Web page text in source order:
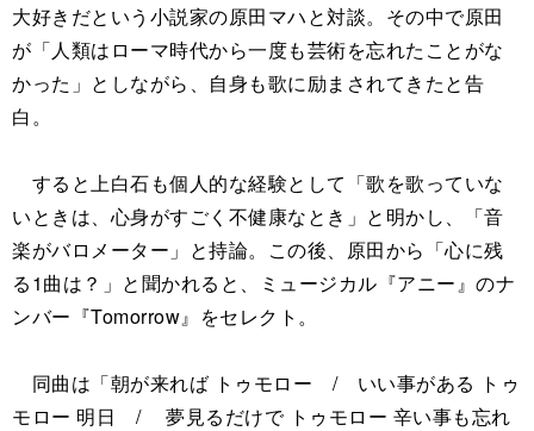
大好きだという小説家の原田マハと対談。その中で原田
が「人類はローマ時代から一度も芸術を忘れたことがな
かった」としながら、自身も歌に励まされてきたと告
白。
すると上白石も個人的な経験として「歌を歌っていな
いときは、心身がすごく不健康なとき」と明かし、「音
楽がバロメーター」と持論。この後、原田から「心に残
る1曲は？」と聞かれると、ミュージカル『アニー』のナ
ンバー『Tomorrow』をセレクト。
同曲は「朝が来れば トゥモロー / いい事がある トゥ
モロー 明日 / 夢見るだけで トゥモロー 辛い事も忘れ